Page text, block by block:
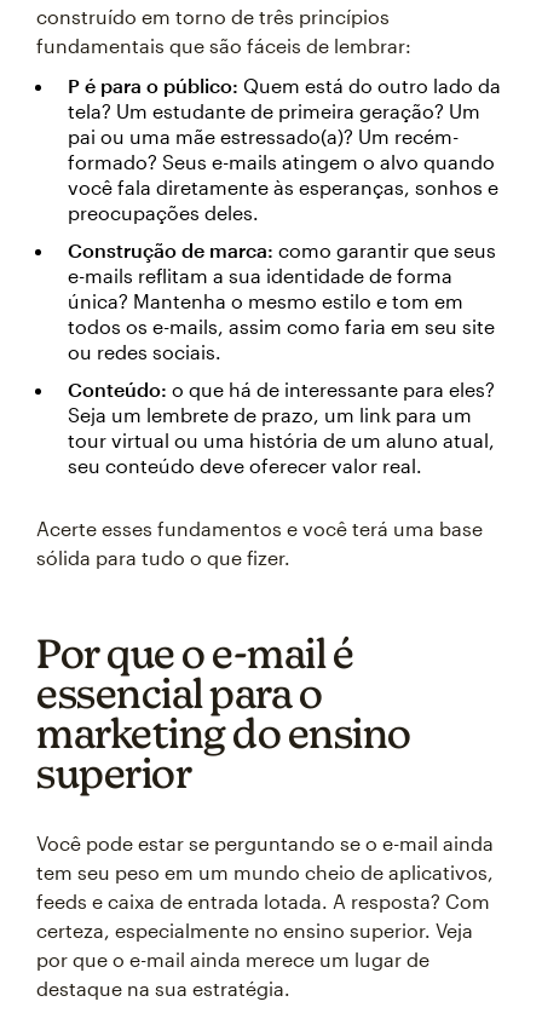
construído em torno de três princípios
fundamentais que são fáceis de lembrar:
P é para o público: Quem está do outro lado da
tela? Um estudante de primeira geração? Um
pai ou uma mãe estressado(a)? Um recém-
formado? Seus e-mails atingem o alvo quando
você fala diretamente às esperanças, sonhos e
preocupações deles.
Construção de marca: como garantir que seus
e-mails reflitam a sua identidade de forma
única? Mantenha o mesmo estilo e tom em
todos os e-mails, assim como faria em seu site
ou redes sociais.
Conteúdo: o que há de interessante para eles?
Seja um lembrete de prazo, um link para um
tour virtual ou uma história de um aluno atual,
seu conteúdo deve oferecer valor real.
Acerte esses fundamentos e você terá uma base
sólida para tudo o que fizer.
Por que o e-mail é
essencial para o
marketing do ensino
superior
Você pode estar se perguntando se o e-mail ainda
tem seu peso em um mundo cheio de aplicativos,
feeds e caixa de entrada lotada. A resposta? Com
certeza, especialmente no ensino superior. Veja
por que o e-mail ainda merece um lugar de
destaque na sua estratégia.